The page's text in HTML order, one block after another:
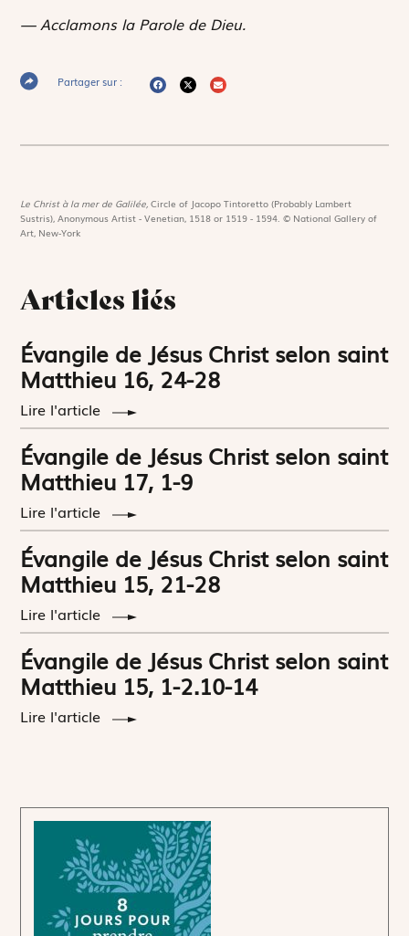
— Acclamons la Parole de Dieu.
Partager sur :
Le Christ à la mer de Galilée,Circle of Jacopo Tintoretto (Probably Lambert
Sustris), Anonymous Artist - Venetian, 1518 or 1519 - 1594. © National Gallery of
Art, New-York
Articles liés
Évangile de Jésus Christ selon saint
Matthieu 16, 24-28
Lire l'article
Évangile de Jésus Christ selon saint
Matthieu 17, 1-9
Lire l'article
Évangile de Jésus Christ selon saint
Matthieu 15, 21-28
Lire l'article
Évangile de Jésus Christ selon saint
Matthieu 15, 1-2.10-14
Lire l'article